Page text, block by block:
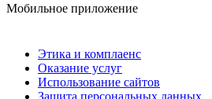
Мобильное приложение
Этика и комплаенс
Оказание услуг
Использование сайтов
Защита персональных данных